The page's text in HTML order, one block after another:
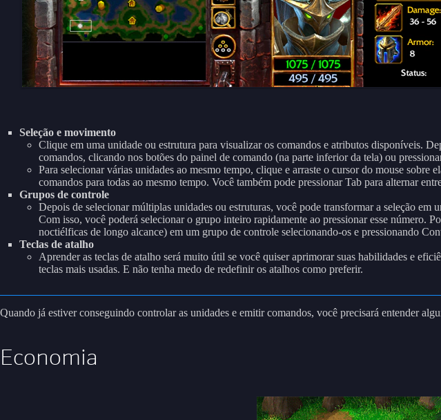
Seleção e movimento
Clique em uma unidade ou estrutura para visualizar os comandos e atributos disponíveis.
comandos, clicando nos botões do painel de comando (na parte inferior da tela) ou
Para selecionar várias unidades ao mesmo tempo, clique e arraste o cursor do mouse
comandos para todas ao mesmo tempo. Você também pode pressionar Tab para alternar
Grupos de controle
Depois de selecionar múltiplas unidades ou estruturas, você pode transformar a seleção
Com isso, você poderá selecionar o grupo inteiro rapidamente ao pressionar esse número.
noctiélficas de longo alcance) em um grupo de controle selecionando-os e pressionando
Teclas de atalho
Aprender as teclas de atalho será muito útil se você quiser aprimorar suas habilidades e
teclas mais usadas. E não tenha medo de redefinir os atalhos como preferir.
Quando já estiver conseguindo controlar as unidades e emitir comandos, você precisará entender
Economia